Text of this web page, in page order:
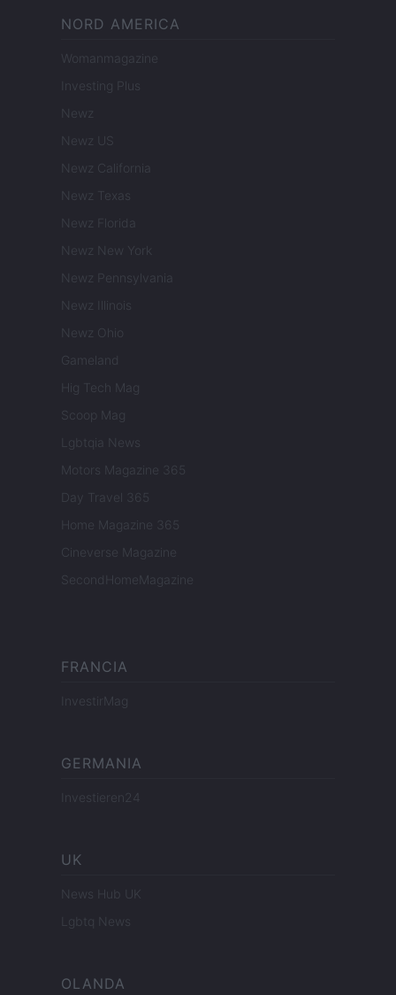
NORD AMERICA
Womanmagazine
Investing Plus
Newz
Newz US
Newz California
Newz Texas
Newz Florida
Newz New York
Newz Pennsylvania
Newz Illinois
Newz Ohio
Gameland
Hig Tech Mag
Scoop Mag
Lgbtqia News
Motors Magazine 365
Day Travel 365
Home Magazine 365
Cineverse Magazine
SecondHomeMagazine
FRANCIA
InvestirMag
GERMANIA
Investieren24
UK
News Hub UK
Lgbtq News
OLANDA